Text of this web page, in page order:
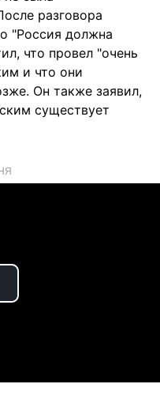
разговора
"Россия должна
что провел "очень
и что они
Он также заявил,
существует